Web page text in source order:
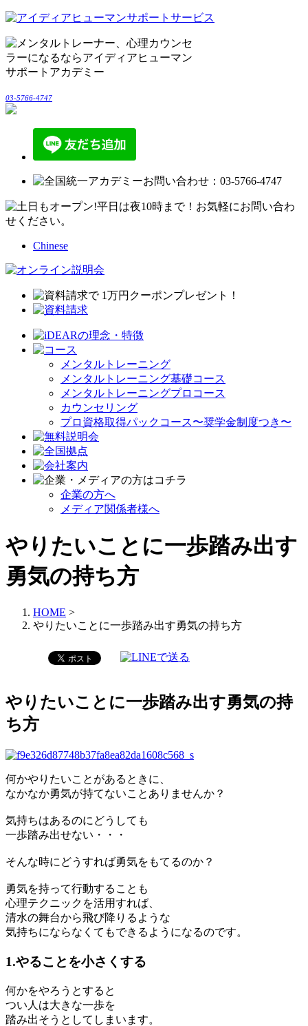
03-5766-4747
Chinese
メンタルトレーニング
メンタルトレーニング基礎コース
メンタルトレーニングプロコース
カウンセリング
プロ資格取得パックコース〜奨学金制度つき〜
企業の方へ
メディア関係者様へ
やりたいことに一歩踏み出す
勇気の持ち方
HOME >
やりたいことに一歩踏み出す勇気の持ち方
やりたいことに一歩踏み出す勇気の持
ち方
何かやりたいことがあるときに、
なかなか勇気が持てないことありませんか？
気持ちはあるのにどうしても
一歩踏み出せない・・・
そんな時にどうすれば勇気をもてるのか？
勇気を持って行動することも
心理テクニックを活用すれば、
清水の舞台から飛び降りるような
気持ちにならなくてもできるようになるのです。
1.やることを小さくする
何かをやろうとすると
つい人は大きな一歩を
踏み出そうとしてしまいます。